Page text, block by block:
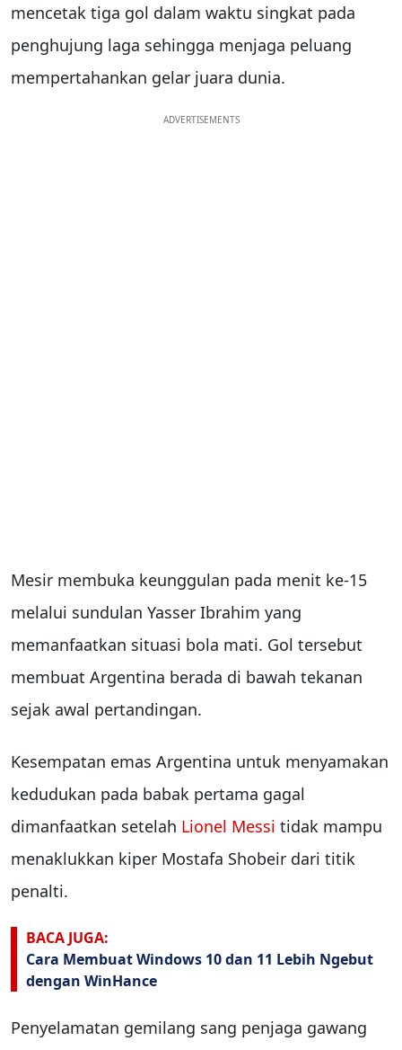
mencetak tiga gol dalam waktu singkat pada
penghujung laga sehingga menjaga peluang
mempertahankan gelar juara dunia.
ADVERTISEMENTS
Mesir membuka keunggulan pada menit ke-15
melalui sundulan Yasser Ibrahim yang
memanfaatkan situasi bola mati. Gol tersebut
membuat Argentina berada di bawah tekanan
sejak awal pertandingan.
Kesempatan emas Argentina untuk menyamakan
kedudukan pada babak pertama gagal
dimanfaatkan setelah Lionel Messi tidak mampu
menaklukkan kiper Mostafa Shobeir dari titik
penalti.
BACA JUGA:
Cara Membuat Windows 10 dan 11 Lebih Ngebut
dengan WinHance
Penyelamatan gemilang sang penjaga gawang